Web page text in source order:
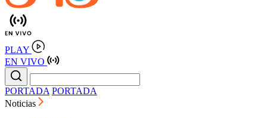
PLAY
EN VIVO
PORTADA PORTADA
Noticias